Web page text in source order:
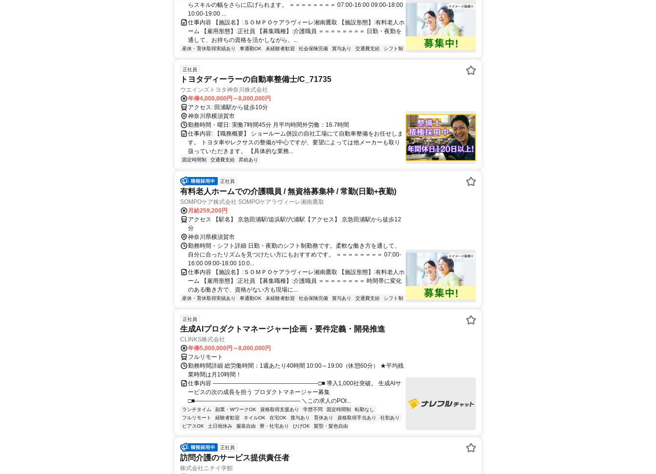
らスキルの幅をさらに広げられます。 ＝＝＝＝＝＝＝＝ 07:00-16:00 09:00-18:00
10:00-19:00 ...
仕事内容 【施設名】:ＳＯＭＰＯケアラヴィーレ湘南鷹取 【施設形態】:有料老人ホ
ーム 【雇用形態】:正社員 【募集職種】:介護職員 ＝＝＝＝＝＝＝＝ 日勤・夜勤を
通して、お持ちの資格を活かしながら、...
産休・育休取得実績あり 車通勤OK 未経験者歓迎 社会保険完備 賞与あり 交通費支給 シフト制
正社員
トヨタディーラーの自動車整備士/C_71735
ウエインズトヨタ神奈川株式会社
年俸4,000,000円～8,000,000円
アクセス: 田浦駅から徒歩10分
神奈川県横須賀市
勤務時間・曜日: 実働7時間45分 月平均時間外労働：16.7時間
仕事内容: 【職務概要】 ショールーム併設の自社工場にて自動車整備をお任せしま
す。 トヨタ車やレクサスの整備が中心ですが、要望によっては他メーカーも取り
扱っていただきます。 【具体的な業務...
固定時間制 交通費支給 昇給あり
正社員
有料老人ホームでの介護職員 / 無資格募集枠 / 常勤(日勤+夜勤)
SOMPOケア株式会社 SOMPOケアラヴィーレ湘南鷹取
月給259,200円
アクセス 【駅名】 京急田浦駅/追浜駅/六浦駅【アクセス】 京急田浦駅から徒歩12
分
神奈川県横須賀市
勤務時間・シフト詳細 日勤・夜勤のシフト制勤務です。柔軟な働き方を通して、
自分に合ったリズムを見つけたい方にもおすすめです。 ＝＝＝＝＝＝＝＝ 07:00-
16:00 09:00-18:00 10:0...
仕事内容 【施設名】:ＳＯＭＰＯケアラヴィーレ湘南鷹取 【施設形態】:有料老人ホ
ーム 【雇用形態】:正社員 【募集職種】:介護職員 ＝＝＝＝＝＝＝＝ 時間帯に変化
のある働き方で、資格がない方も現場に...
産休・育休取得実績あり 車通勤OK 未経験者歓迎 社会保険完備 賞与あり 交通費支給 シフト制
正社員
生成AIプロダクトマネージャー|企画・要件定義・開発推進
CLINKS株式会社
年俸5,000,000円～8,000,000円
フルリモート
勤務時間詳細 総労働時間：1週あたり40時間 10:00～19:00（休憩60分） ★平均残
業時間は月10時間！
仕事内容 ――――――――――――――――――□■ 導入1,000社突破。 生成AIサ
ービスの次の成長を担う プロダクトマネージャー募集
□■―――――――――――――――――― ＼この求人のPOI...
ランチタイム 副業・WワークOK 資格取得支援あり 学歴不問 固定時間制
転勤なし
フルリモート
経験者歓迎 ネイルOK 在宅OK 賞与あり 育休あり 資格取得手当あり
社割あり
ピアスOK
土日祝休み 服装自由 寮・社宅あり ひげOK 髪型・髪色自由
正社員
訪問介護のサービス提供責任者
株式会社ニチイ学館